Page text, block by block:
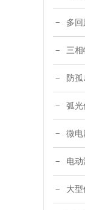
多
三
防
弧光
微电
电
大